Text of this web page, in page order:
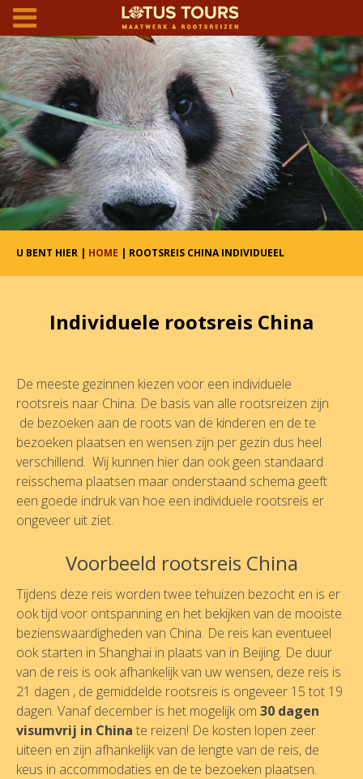
U BENT HIER | HOME | ROOTSREIS CHINA INDIVIDUEEL
Individuele rootsreis China
De meeste gezinnen kiezen voor een individuele
rootsreis naar China. De basis van alle rootsreizen zijn
de bezoeken aan de roots van de kinderen en de te
bezoeken plaatsen en wensen zijn per gezin dus heel
verschillend. Wij kunnen hier dan ook geen standaard
reisschema plaatsen maar onderstaand schema geeft
een goede indruk van hoe een individuele rootsreis er
ongeveer uit ziet.
Voorbeeld rootsreis China
Tijdens deze reis worden twee tehuizen bezocht en is er
ook tijd voor ontspanning en het bekijken van de mooiste
bezienswaardigheden van China. De reis kan eventueel
ook starten in Shanghai in plaats van in Beijing. De duur
van de reis is ook afhankelijk van uw wensen, deze reis is
21 dagen , de gemiddelde rootsreis is ongeveer 15 tot 19
dagen. Vanaf december is het mogelijk om 30 dagen
visumvrij in China te reizen! De kosten lopen zeer
uiteen en zijn afhankelijk van de lengte van de reis, de
keus in accommodaties en de te bezoeken plaatsen.